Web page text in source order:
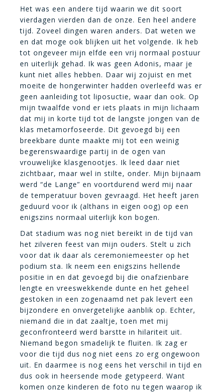
Het was een andere tijd waarin we dit soort
vierdagen vierden dan de onze. Een heel andere
tijd. Zoveel dingen waren anders. Dat weten we
en dat moge ook blijken uit het volgende. Ik heb
tot ongeveer mijn elfde een vrij normaal postuur
en uiterlijk gehad. Ik was geen Adonis, maar je
kunt niet alles hebben. Daar wij zojuist en met
moeite de hongerwinter hadden overleefd was er
geen aanleiding tot liposuctie, waar dan ook. Op
mijn twaalfde vond er iets plaats in mijn lichaam
dat mij in korte tijd tot de langste jongen van de
klas metamorfoseerde. Dit gevoegd bij een
breekbare dunte maakte mij tot een weinig
begerenswaardige partij in de ogen van
vrouwelijke klasgenootjes. Ik leed daar niet
zichtbaar, maar wel in stilte, onder. Mijn bijnaam
werd “de Lange” en voortdurend werd mij naar
de temperatuur boven gevraagd. Het heeft jaren
geduurd voor ik (althans in eigen oog) op een
enigszins normaal uiterlijk kon bogen.
Dat stadium was nog niet bereikt in de tijd van
het zilveren feest van mijn ouders. Stelt u zich
voor dat ik daar als ceremoniemeester op het
podium sta. Ik neem een enigszins hellende
positie in en dat gevoegd bij die onafzienbare
lengte en vreeswekkende dunte en het geheel
gestoken in een zogenaamd net pak levert een
bijzondere en onvergetelijke aanblik op. Echter,
niemand die in dat zaaltje, toen met mij
geconfronteerd werd barstte in hilariteit uit.
Niemand begon smadelijk te fluiten. Ik zag er
voor die tijd dus nog niet eens zo erg ongewoon
uit. En daarmee is nog eens het verschil in tijd en
dus ook in heersende mode getypeerd. Want
komen onze kinderen de foto nu tegen waarop ik